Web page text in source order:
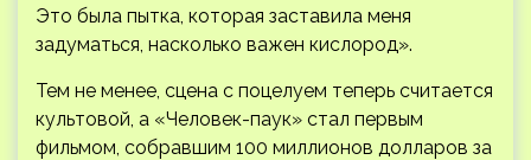
Это была пытка, которая заставила меня
задуматься, насколько важен кислород».
Тем не менее, сцена с поцелуем теперь считается
культовой, а «Человек-паук» стал первым
фильмом, собравшим 100 миллионов долларов за